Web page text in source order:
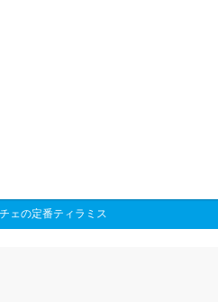
ェの定番ティラミス